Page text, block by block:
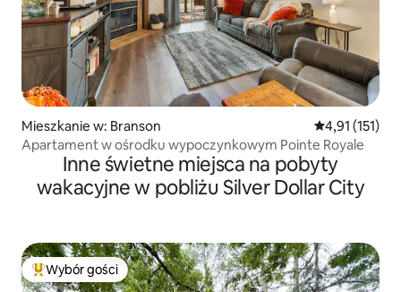
Mieszkanie w: Branson Średnia
4,91 (151)
Apartament w ośrodku wypoczynkowym Pointe Royale
Inne świetne miejsca na pobyty
wakacyjne w pobliżu Silver Dollar City
Najpopularniejsze z kategorii Wybór gości
Wybór gości